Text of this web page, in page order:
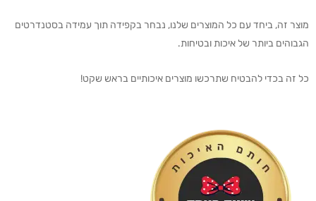
מוצר זה, ביחד עם כל המוצרים שלנו, נבחר בקפידה תוך עמידה בסטנדרטים
הגבוהים ביותר של איכות ובטיחות.
כל זה בכדי להבטיח שתרכשו מוצרים איכותיים בראש שקט!